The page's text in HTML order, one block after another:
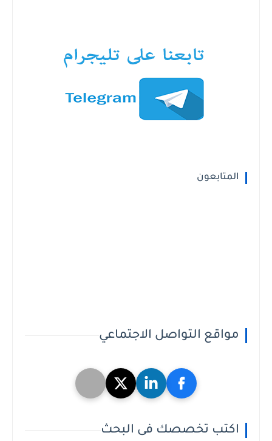
المتابعون
مواقع التواصل الاجتماعي
اكتب تخصصك فى البحث